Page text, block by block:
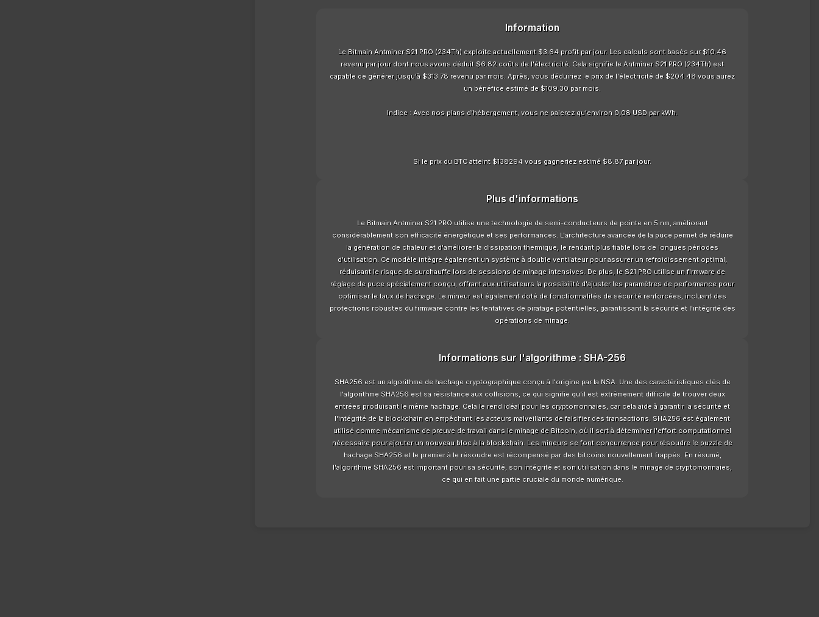
Information
Le Bitmain Antminer S21 PRO (234Th) exploite actuellement $3.64 profit par jour. Les calculs sont basés sur $10.46
revenu par jour dont nous avons déduit $6.82 coûts de l'électricité. Cela signifie le Antminer S21 PRO (234Th) est
capable de générer jusqu'à $313.78 revenu par mois. Après, vous déduiriez le prix de l'électricité de $204.48 vous aurez
un bénéfice estimé de $109.30 par mois.
Indice : Avec nos plans d'hébergement, vous ne paierez qu'environ 0,08 USD par kWh.
Si le prix du BTC atteint $138294 vous gagneriez estimé $8.87 par jour.
Plus d'informations
Le Bitmain Antminer S21 PRO utilise une technologie de semi-conducteurs de pointe en 5 nm, améliorant
considérablement son efficacité énergétique et ses performances. L'architecture avancée de la puce permet de réduire
la génération de chaleur et d'améliorer la dissipation thermique, le rendant plus fiable lors de longues périodes
d'utilisation. Ce modèle intègre également un système à double ventilateur pour assurer un refroidissement optimal,
réduisant le risque de surchauffe lors de sessions de minage intensives. De plus, le S21 PRO utilise un firmware de
réglage de puce spécialement conçu, offrant aux utilisateurs la possibilité d'ajuster les paramètres de performance pour
optimiser le taux de hachage. Le mineur est également doté de fonctionnalités de sécurité renforcées, incluant des
protections robustes du firmware contre les tentatives de piratage potentielles, garantissant la sécurité et l'intégrité des
opérations de minage.
Informations sur l'algorithme : SHA-256
SHA256 est un algorithme de hachage cryptographique conçu à l'origine par la NSA. Une des caractéristiques clés de
l'algorithme SHA256 est sa résistance aux collisions, ce qui signifie qu'il est extrêmement difficile de trouver deux
entrées produisant le même hachage. Cela le rend idéal pour les cryptomonnaies, car cela aide à garantir la sécurité et
l'intégrité de la blockchain en empêchant les acteurs malveillants de falsifier des transactions. SHA256 est également
utilisé comme mécanisme de preuve de travail dans le minage de Bitcoin, où il sert à déterminer l'effort computationnel
nécessaire pour ajouter un nouveau bloc à la blockchain. Les mineurs se font concurrence pour résoudre le puzzle de
hachage SHA256 et le premier à le résoudre est récompensé par des bitcoins nouvellement frappés. En résumé,
l'algorithme SHA256 est important pour sa sécurité, son intégrité et son utilisation dans le minage de cryptomonnaies,
ce qui en fait une partie cruciale du monde numérique.